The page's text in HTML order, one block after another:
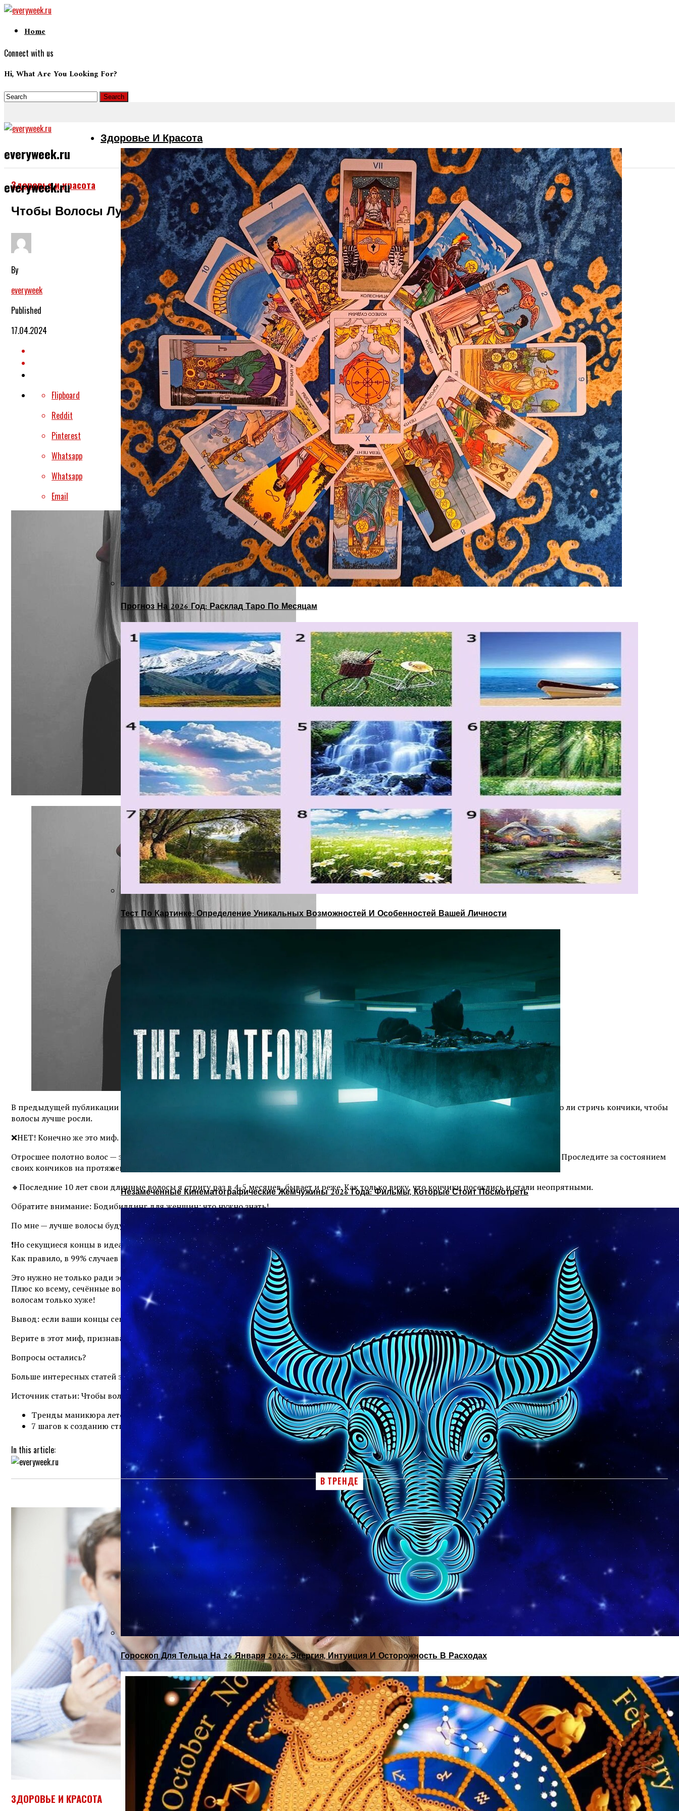
Home
Connect with us
Hi, What Are You Looking For?
everyweek.ru
everyweek.ru
Здоровье И Красота
Прогноз На 2026 Год: Расклад Таро По Месяцам
Тест По Картинке: Определение Уникальных Возможностей И Особенностей Вашей Личности
Незамеченные Кинематографические Жемчужины 2026 Года: Фильмы, Которые Стоит Посмотреть
Гороскоп Для Тельца На 26 Января 2026: Энергия, Интуиция И Осторожность В Расходах
Здоровье и красота
Чтобы Волосы Лучше Росли Нужно Стричь Кончики?
By
everyweek
Published
17.04.2024
Flipboard
Reddit
Pinterest
Whatsapp
Whatsapp
Email
В предыдущей публикации был представлен список популярных мифов в уходе за волосами. Больше всего вопросов возникает в том, нужно ли стричь кончики, чтобы
волосы лучше росли.
❌НЕТ! Конечно же это миф.
Отросшее полотно волос — это мёртвая структура. Кончики никак не связаны с фолликулом и не влияют на рост волос, ну вот совсем никак. Проследите за состоянием
своих кончиков на протяжении полугода — если сечения нет несколько месяцев, то стричь волосы не обязательно. Это ни на что не влияет.
🔸Последние 10 лет свои длинные волосы я стригу раз в 4-5 месяцев, бывает и реже. Как только вижу, что кончики посеклись и стали неопрятными.
Обратите внимание: Бодибилдинг для женщин: что нужно знать!.
По мне — лучше волосы будут короче, но здоровые. Чем копить лишние 10 см убитых в потроха концов.
❗️Но секущиеся концы в идеале следует отстричь. Конечно, для начала нужно попытаться восстановить то, что есть. Но если волос сечётся сильно — стригите не боясь!
Как правило, в 99% случаев высушенный «убитый» кончик волоса не реанимировать.
Это нужно не только ради эстетики, но и для здоровья остальных волос. Потому что секущийся волос зацепляет ближайшие волоски и они повреждаются ещё сильнее.
Плюс ко всему, сечённые волосы сильно путаются, вы будете постоянно раздражаться или драть их расчёской. А стресс и механическое повреждение сделает вашим
волосам только хуже!
Вывод: если ваши концы секутся — СТРИГИТЕ!
Верите в этот миф, признавайтесь?😃
Вопросы остались?
Больше интересных статей здесь: Красота и здоровье.
Источник статьи: Чтобы волосы лучше росли нужно стричь кончики?.
Тренды маникюра лето 2021 на короткие ногти: модные и красивые идеи дизайна
7 шагов к созданию стиля
In this article:
В ТРЕНДЕ
ЗДОРОВЬЕ И КРАСОТА